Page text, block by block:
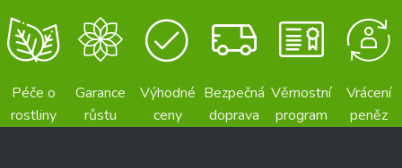
Péče o
rostliny
Garance
růstu
Výhodné
ceny
Bezpečná
doprava
Věrnostní
program
Vrácení
peněz